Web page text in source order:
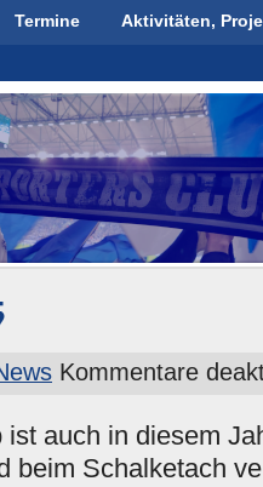
Termine Aktivitäten,
Kommentare
auch in diesem
beim Schalketach